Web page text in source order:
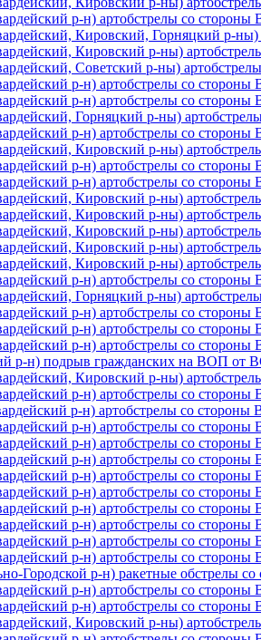
р-н) артобстрелы со
Кировский, Горняцкий р-
Кировский р-ны)
Советский р-ны)
р-н) артобстрелы со
р-н) артобстрелы со
Горняцкий р-ны)
р-н) артобстрелы со
Кировский р-ны)
р-н) артобстрелы со
р-н) артобстрелы со
Кировский р-ны)
Кировский р-ны)
Кировский р-ны)
Кировский р-ны)
Кировский р-ны)
р-н) артобстрелы со
Горняцкий р-ны)
р-н) артобстрелы со
р-н) артобстрелы со
р-н) артобстрелы со
р-н) подрыв гражданских на ВОП от
Кировский р-ны)
р-н) артобстрелы со
р-н) артобстрелы со стороны
р-н) артобстрелы со
р-н) артобстрелы со
р-н) артобстрелы со
р-н) артобстрелы со
р-н) артобстрелы со
р-н) артобстрелы со
р-н) артобстрелы со
р-н) артобстрелы со
р-н) артобстрелы со
Городской р-н) ракетные обстрелы
р-н) артобстрелы со
р-н) артобстрелы со
Кировский р-ны)